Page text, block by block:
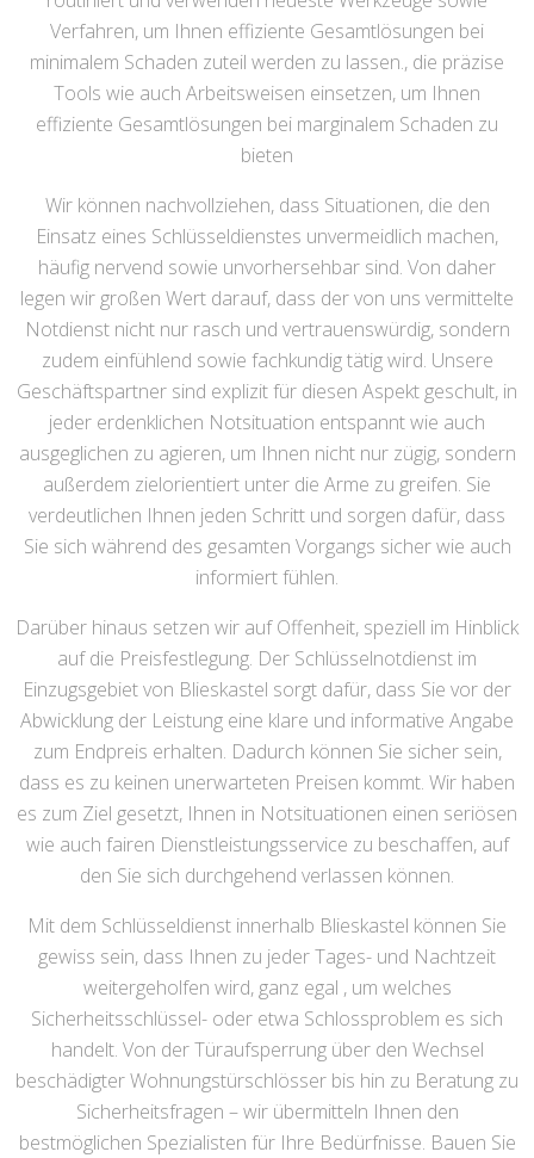
Verfahren, um Ihnen effiziente Gesamtlösungen bei
minimalem Schaden zuteil werden zu lassen., die präzise
Tools wie auch Arbeitsweisen einsetzen, um Ihnen
effiziente Gesamtlösungen bei marginalem Schaden zu
bieten
Wir können nachvollziehen, dass Situationen, die den
Einsatz eines Schlüsseldienstes unvermeidlich machen,
häufig nervend sowie unvorhersehbar sind. Von daher
legen wir großen Wert darauf, dass der von uns vermittelte
Notdienst nicht nur rasch und vertrauenswürdig, sondern
zudem einfühlend sowie fachkundig tätig wird. Unsere
Geschäftspartner sind explizit für diesen Aspekt geschult, in
jeder erdenklichen Notsituation entspannt wie auch
ausgeglichen zu agieren, um Ihnen nicht nur zügig, sondern
außerdem zielorientiert unter die Arme zu greifen. Sie
verdeutlichen Ihnen jeden Schritt und sorgen dafür, dass
Sie sich während des gesamten Vorgangs sicher wie auch
informiert fühlen.
Darüber hinaus setzen wir auf Offenheit, speziell im Hinblick
auf die Preisfestlegung. Der Schlüsselnotdienst im
Einzugsgebiet von Blieskastel sorgt dafür, dass Sie vor der
Abwicklung der Leistung eine klare und informative Angabe
zum Endpreis erhalten. Dadurch können Sie sicher sein,
dass es zu keinen unerwarteten Preisen kommt. Wir haben
es zum Ziel gesetzt, Ihnen in Notsituationen einen seriösen
wie auch fairen Dienstleistungsservice zu beschaffen, auf
den Sie sich durchgehend verlassen können.
Mit dem Schlüsseldienst innerhalb Blieskastel können Sie
gewiss sein, dass Ihnen zu jeder Tages- und Nachtzeit
weitergeholfen wird, ganz egal , um welches
Sicherheitsschlüssel- oder etwa Schlossproblem es sich
handelt. Von der Türaufsperrung über den Wechsel
beschädigter Wohnungstürschlösser bis hin zu Beratung zu
Sicherheitsfragen – wir übermitteln Ihnen den
bestmöglichen Spezialisten für Ihre Bedürfnisse. Bauen Sie